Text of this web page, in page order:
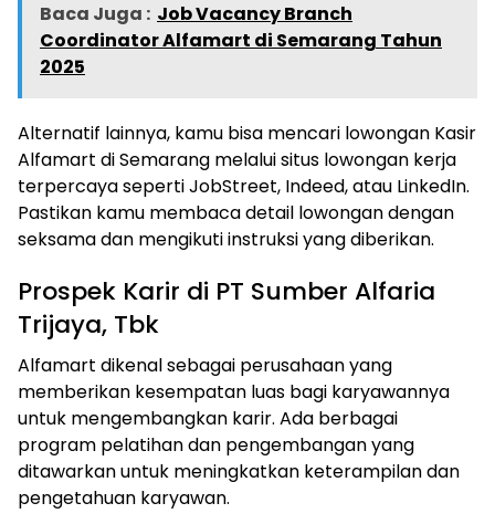
Baca Juga : Job Vacancy Branch
Coordinator Alfamart di Semarang Tahun
2025
Alternatif lainnya, kamu bisa mencari lowongan Kasir
Alfamart di Semarang melalui situs lowongan kerja
terpercaya seperti JobStreet, Indeed, atau LinkedIn.
Pastikan kamu membaca detail lowongan dengan
seksama dan mengikuti instruksi yang diberikan.
Prospek Karir di PT Sumber Alfaria
Trijaya, Tbk
Alfamart dikenal sebagai perusahaan yang
memberikan kesempatan luas bagi karyawannya
untuk mengembangkan karir. Ada berbagai
program pelatihan dan pengembangan yang
ditawarkan untuk meningkatkan keterampilan dan
pengetahuan karyawan.